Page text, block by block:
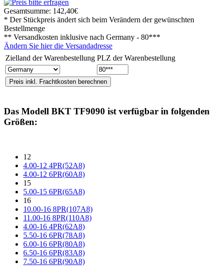
Gesamtsumme: 142,40€
* Der Stückpreis ändert sich beim Verändern der gewünschten
Bestellmenge
** Versandkosten inklusive nach Germany - 80***
Ändern Sie hier die Versandadresse
Zielland der Warenbestellung PLZ der Warenbestellung
Das Modell BKT TF9090 ist verfügbar in folgenden
Größen:
12
4.00-12 4PR(52A8)
4.00-12 6PR(60A8)
15
5.00-15 6PR(65A8)
16
10.00-16 8PR(107A8)
11.00-16 8PR(110A8)
4.00-16 4PR(62A8)
5.50-16 6PR(78A8)
6.00-16 6PR(80A8)
6.50-16 6PR(83A8)
7.50-16 6PR(90A8)